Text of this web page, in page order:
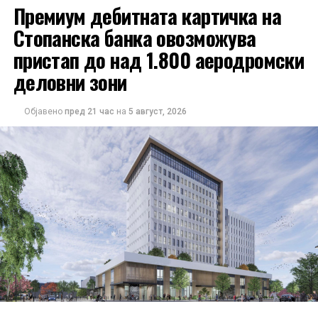
Премиум дебитната картичка на
Стопанска банка овозможува
пристап до над 1.800 аеродромски
деловни зони
Објавено пред 21 час на 5 август, 2026